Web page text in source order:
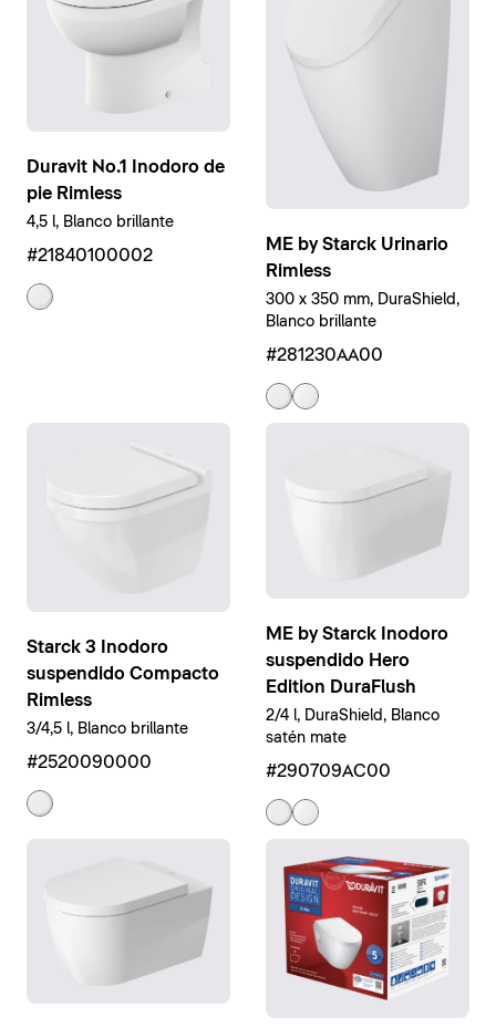
Duravit No.1 Inodoro de
pie Rimless
4,5 l, Blanco brillante
#21840100002
ME by Starck Urinario
Rimless
300 x 350 mm, DuraShield,
Blanco brillante
#281230AA00
Starck 3 Inodoro
suspendido Compacto
Rimless
3/4,5 l, Blanco brillante
#2520090000
ME by Starck Inodoro
suspendido Hero
Edition DuraFlush
2/4 l, DuraShield, Blanco
satén mate
#290709AC00